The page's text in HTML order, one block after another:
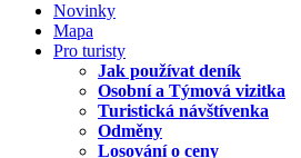
Novinky
Mapa
Pro turisty
Jak používat deník
Osobní a Týmová vizitka
Turistická návštívenka
Odměny
Losování o ceny